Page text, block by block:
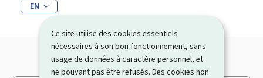
Ce site utilise des cookies essentiels
nécessaires à son bon fonctionnement, sans
usage de données à caractère personnel, et
ne pouvant pas être refusés. Des cookies non
EN